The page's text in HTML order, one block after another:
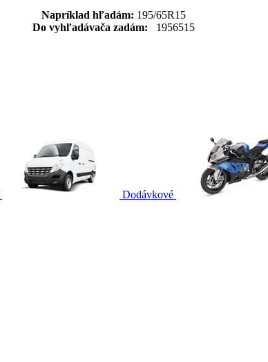
Napríklad hľadám: 195/65R15
Do vyhľadávača zadám: 1956515
Dodávkové